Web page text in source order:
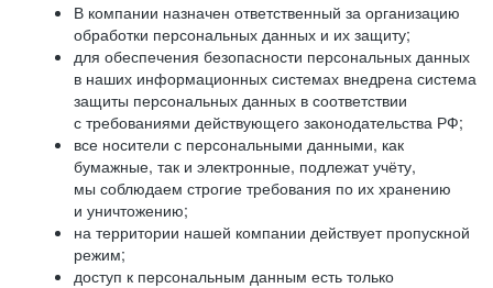
В компании назначен ответственный за организацию
обработки персональных данных и их защиту;
для обеспечения безопасности персональных данных
в наших информационных системах внедрена система
защиты персональных данных в соответствии
с требованиями действующего законодательства РФ;
все носители с персональными данными, как
бумажные, так и электронные, подлежат учёту,
мы соблюдаем строгие требования по их хранению
и уничтожению;
на территории нашей компании действует пропускной
режим;
доступ к персональным данным есть только